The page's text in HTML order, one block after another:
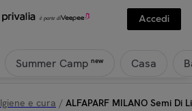
Accedi
Summer Camp new Casa
Igiene e cura / ALFAPARF MILANO Semi